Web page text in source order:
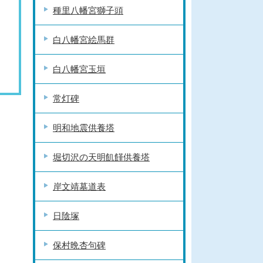
種里八幡宮獅子頭
白八幡宮絵馬群
白八幡宮玉垣
常灯碑
明和地震供養塔
堀切沢の天明飢饉供養塔
岸文靖墓道表
日陰塚
保村晩杏句碑